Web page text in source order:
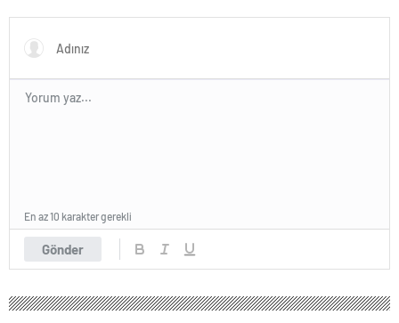
Gönder
En az 10 karakter gerekli